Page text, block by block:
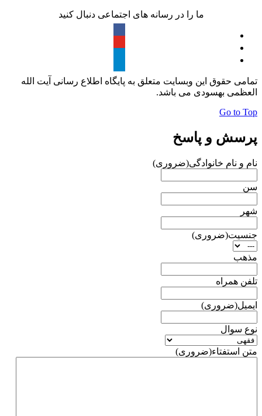
ما را در رسانه های اجتماعی دنبال کنید
تمامی حقوق این وبسایت متعلق به پایگاه اطلاع رسانی آیت الله
العظمی بهسودی می باشد.
Go to Top
پرسش و پاسخ
نام و نام خانوادگی(ضروری)
سن
شهر
جنسیت(ضروری)
مذهب
تلفن همراه
ایمیل(ضروری)
نوع سوال
متن استفتاء(ضروری)